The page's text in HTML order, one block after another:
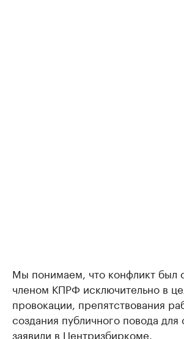
Мы понимаем, что конфликт был
членом КПРФ исключительно в
провокации, препятствования
создания публичного повода для
заявили в Центризбиркоме.